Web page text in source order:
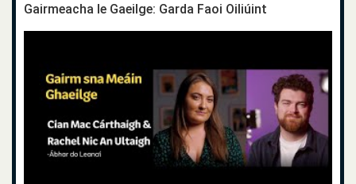
Gairmeacha le Gaeilge: Garda Faoi Oiliúint